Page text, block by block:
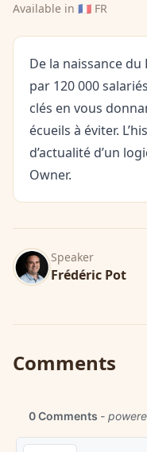
Available in 🇫🇷 FR
De la naissance du
par 120 000
clés en vous
écueils à éviter.
d’actualité d’un
Owner.
Speaker
Frédéric Pot
Comments